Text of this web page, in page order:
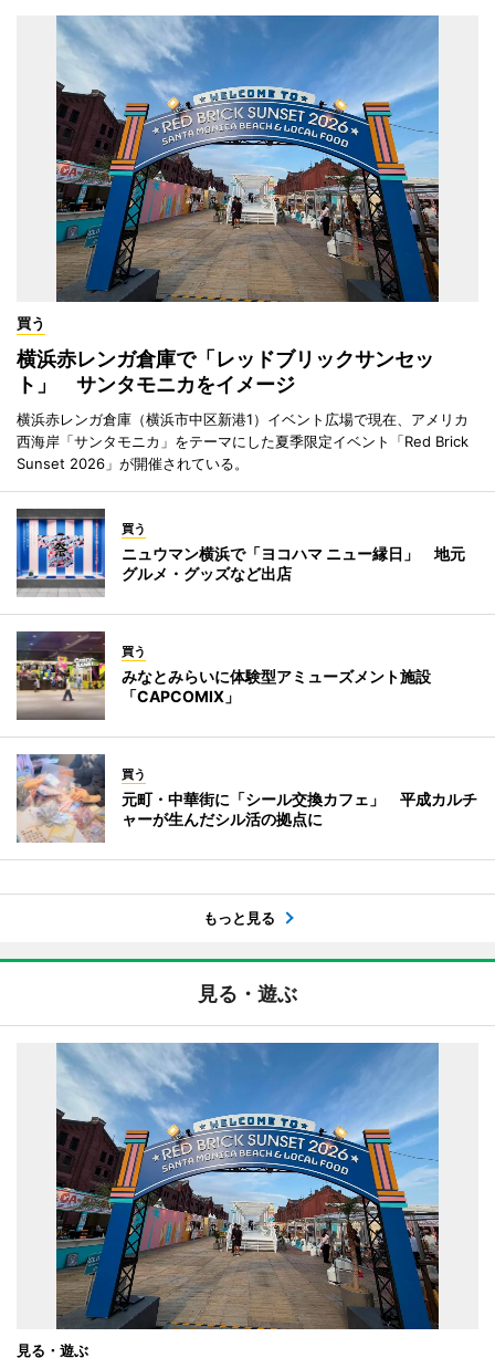
買う
横浜赤レンガ倉庫で「レッドブリックサンセッ
ト」 サンタモニカをイメージ
横浜赤レンガ倉庫（横浜市中区新港1）イベント広場で現在、アメリカ
西海岸「サンタモニカ」をテーマにした夏季限定イベント「Red Brick
Sunset 2026」が開催されている。
買う
ニュウマン横浜で「ヨコハマ ニュー縁日」 地元
グルメ・グッズなど出店
買う
みなとみらいに体験型アミューズメント施設
「CAPCOMIX」
買う
元町・中華街に「シール交換カフェ」 平成カルチ
ャーが生んだシル活の拠点に
もっと見る
見る・遊ぶ
見る・遊ぶ